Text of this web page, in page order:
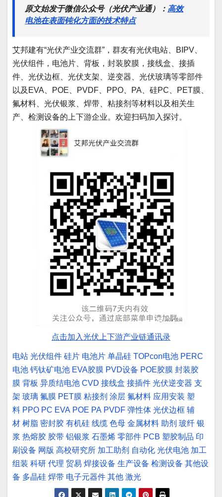
原文始发于微信公众号（光伏产业通）： 高效
电池在表面钝化方面的技术特点
艾邦建有“光伏产业交流群”，群友有光伏电站、BIPV、
光伏组件，电池片、背板，封装胶膜，接线盒、接插
件、光伏边框、光伏支架、逆变器、光伏玻璃等零部件
以及EVA、POE、PVDF、PPO、PA、硅PC、PET膜、
氟材料、光伏银浆、焊带、粘接剂等材料以及相关生
产、检测设备的上下游企业。欢迎扫码加入探讨。
点击加入光伏上下游产业链通讯录
电站 光伏组件 硅片 电池片 单晶硅 TOPcon电池 PERC
电池 钙钛矿电池 EVA胶膜 PVD设备 POE胶膜 封装胶
膜 背板 异质结电池 CVD 接线盒 接插件 光伏逆变器 支
架 玻璃 氟膜 PET膜 粘接剂 涂层 氟材料 应用安装 塑
料 PPO PC EVA POE PA PVDF 弹性体 光伏边框 辅
材 树脂 密封胶 有机硅 线缆 色母 金属材料 助剂 玻纤 银
浆 热熔胶 胶带 铝银浆 石墨烯 零部件 PCB 塑胶制品 印
刷设备 网版 高校研究所 加工助剂 自动化 光伏电池 加工
组装 科研 代理 贸易 焊接设备 生产设备 检测设备 其他设
备 多晶硅 焊带 电子元器件 其他 激光